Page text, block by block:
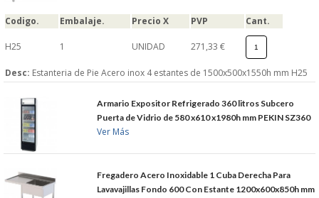
Codigo. Embalaje. Precio X PVP Cant.
H25 1 UNIDAD 271,33 €
Desc: Estanteria de Pie Acero inox 4 estantes de 1500x500x1550h mm H25
Armario Expositor Refrigerado 360 litros Subcero
Puerta de Vidrio de 580 x610 x1980h mm PEKIN SZ360
Ver Más
Fregadero Acero Inoxidable 1 Cuba Derecha Para
Lavavajillas Fondo 600 Con Estante 1200x600x850h mm